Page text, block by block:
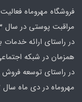
فروشگاه مهروماه
مراقبت پوستی در سال 1403 آغاز کرد.
در راستای ارائه خدمات
همزمان در شبکه
در راستای توسعه فروش
مهروماه در دی ماه سال 1403 راه اندازی شد.